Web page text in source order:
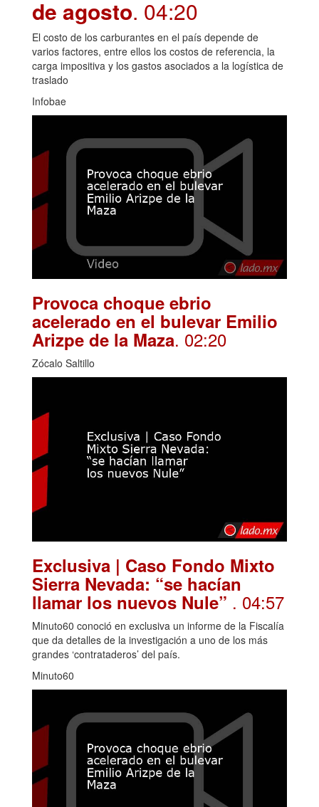
de agosto. 04:20
El costo de los carburantes en el país depende de
varios factores, entre ellos los costos de referencia, la
carga impositiva y los gastos asociados a la logística de
traslado
Infobae
Provoca choque ebrio
acelerado en el bulevar Emilio
Arizpe de la Maza. 02:20
Zócalo Saltillo
Exclusiva | Caso Fondo Mixto
Sierra Nevada: “se hacían
llamar los nuevos Nule” . 04:57
Minuto60 conoció en exclusiva un informe de la Fiscalía
que da detalles de la investigación a uno de los más
grandes ‘contrataderos’ del país.
Minuto60